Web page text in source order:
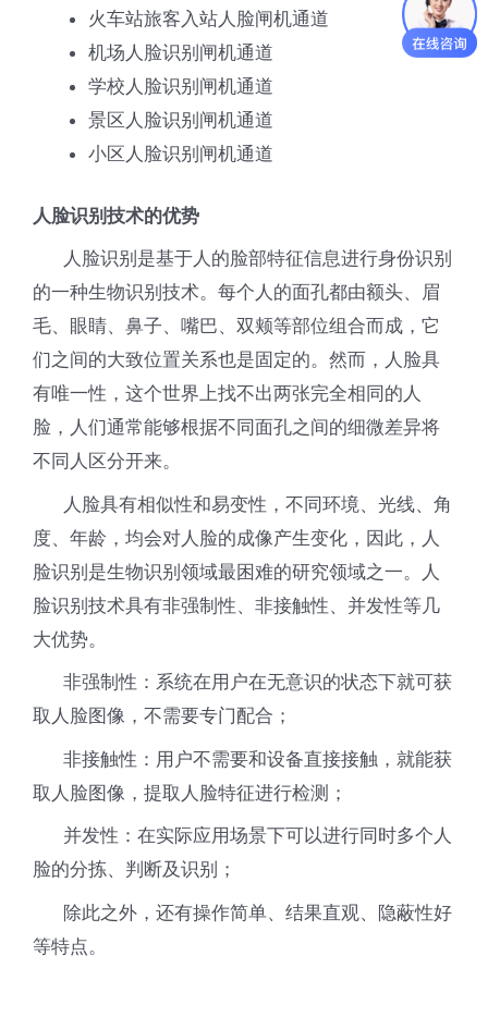
火车站旅客入站人脸闸机通道
机场人脸识别闸机通道
学校人脸识别闸机通道
景区人脸识别闸机通道
小区人脸识别闸机通道
人脸识别技术的优势
人脸识别是基于人的脸部特征信息进行身份识别
的一种生物识别技术。每个人的面孔都由额头、眉
毛、眼睛、鼻子、嘴巴、双颊等部位组合而成，它
们之间的大致位置关系也是固定的。然而，人脸具
有唯一性，这个世界上找不出两张完全相同的人
脸，人们通常能够根据不同面孔之间的细微差异将
不同人区分开来。
人脸具有相似性和易变性，不同环境、光线、角
度、年龄，均会对人脸的成像产生变化，因此，人
脸识别是生物识别领域最困难的研究领域之一。人
脸识别技术具有非强制性、非接触性、并发性等几
大优势。
非强制性：系统在用户在无意识的状态下就可获
取人脸图像，不需要专门配合；
非接触性：用户不需要和设备直接接触，就能获
取人脸图像，提取人脸特征进行检测；
并发性：在实际应用场景下可以进行同时多个人
脸的分拣、判断及识别；
除此之外，还有操作简单、结果直观、隐蔽性好
等特点。